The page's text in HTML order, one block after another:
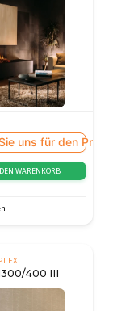
uns für den Preis
WARENKORB
400 III